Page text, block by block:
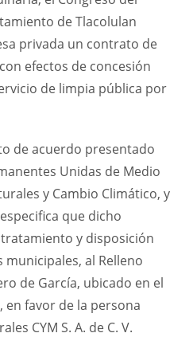
de Tlacolulan
privada un contrato de
efectos de concesión
de limpia pública por
de acuerdo presentado
Unidas de Medio
y Cambio Climático, y
que dicho
y disposición
al Relleno
de García, ubicado en el
en favor de la persona
CYM S. A. de C. V.